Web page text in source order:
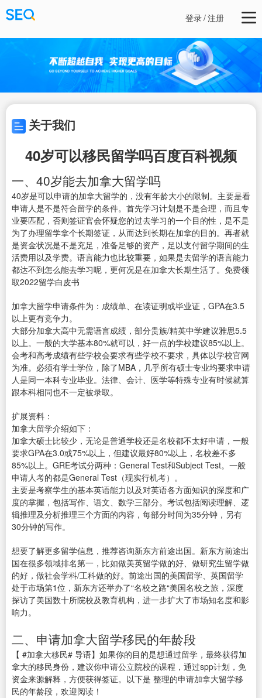
登录/注册
关于我们
40岁可以移民留学吗百度百科视频
一、40岁能去加拿大留学吗
40岁是可以申请的加拿大留学的，没有年龄大小的限制。主要是看
申请人是不是符合留学的条件。首先学习计划是不是合理，而且专
业要匹配，否则签证官会怀疑您的过去学习的一个目的性，是不是
为了办理留学拿个长期签证，从而达到长期在加拿的目的。再者就
是资金状况是不是充足，准备足够的资产，足以支付留学期间的生
活费用以及学费。语言能力也比较重要，如果是去留学的语言能力
都达不到怎么能去学习呢，更何况是在加拿大长期生活了。免费领
取2022留学白皮书
加拿大留学申请条件为：成绩单、在读证明或毕业证，GPA在3.5
以上更有竞争力。
大部分加拿大高中无需语言成绩，部分贵族/精英中学建议雅思5.5
以上。一般的大学基本80%就可以，好一点的学校建议85%以上。
会考和高考成绩有些学校会要求有些学校不要求，具体以学校官网
为准。必须有学士学位，除了MBA，几乎所有硕士专业均要求申请
人是同一本科专业毕业。法律、会计、医学等特殊专业有时候就算
跟本科相同也不一定被录取。
扩展资料：
加拿大留学介绍如下：
加拿大硕士比较少，无论是普通学校还是名校都不太好申请，一般
要求GPA在3.0或75%以上，但建议最好80%以上，名校差不多
85%以上。GRE考试分两种：General Test和Subject Test。一般
申请人考的都是General Test（现实行机考）。
主要是考察学生的基本英语能力以及对英语各方面知识的深度和广
度的掌握，包括写作、语文、数学三部分。考试包括阅读理解、逻
辑推理及分析推理三个方面的内容，每部分时间为35分钟，另有
30分钟的写作。
想要了解更多留学信息，推荐咨询新东方前途出国。新东方前途出
国在很多领域排名第一，比如做美英留学做的好、做研究生留学做
的好，做社会学科/工科做的好。前途出国的美国留学、英国留学
处于市场第1位，新东方还举办了“名校之路“美国名校之旅，深度
探访了美国数十所院校及教育机构，进一步扩大了市场知名度和影
响力。
二、申请加拿大留学移民的年龄段
【 #加拿大移民# 导语】如果你的目的是想通过留学，最终获得加
拿大的移民身份，建议你申请公立院校的课程，通过spp计划，免
资金来源解释，方便获得签证。以下是 整理的申请加拿大留学移
民的年龄段，欢迎阅读！